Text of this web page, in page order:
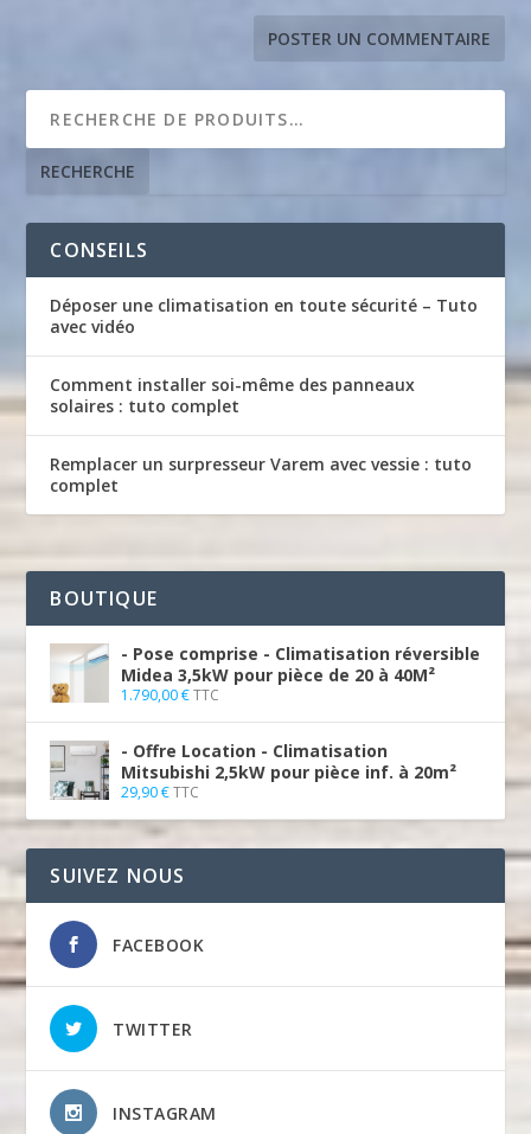
RECHERCHE
CONSEILS
Déposer une climatisation en toute sécurité – Tuto
avec vidéo
Comment installer soi-même des panneaux
solaires : tuto complet
Remplacer un surpresseur Varem avec vessie : tuto
complet
BOUTIQUE
- Pose comprise - Climatisation réversible
Midea 3,5kW pour pièce de 20 à 40M²
1.790,00€ TTC
- Offre Location - Climatisation
Mitsubishi 2,5kW pour pièce inf. à 20m²
29,90€ TTC
SUIVEZ NOUS
FACEBOOK
TWITTER
INSTAGRAM